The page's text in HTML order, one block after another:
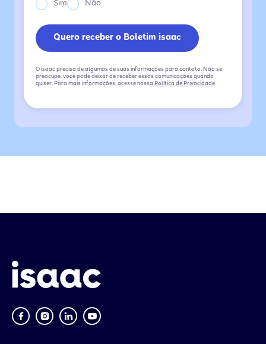
Sim Não
O isaac precisa de algumas de suas informações para contato. Não se
preocupe, você pode deixar de receber essas comunicações quando
quiser. Para mais informações, acesse nossa Política de Privacidade.